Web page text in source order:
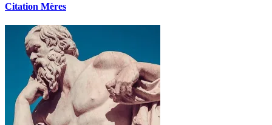
Citation Mères